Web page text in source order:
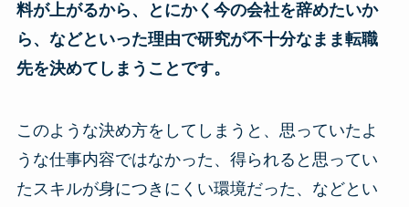
料が上がるから、とにかく今の会社を辞めたいか
ら、などといった理由で研究が不十分なまま転職
先を決めてしまうことです。
このような決め方をしてしまうと、思っていたよ
うな仕事内容ではなかった、得られると思ってい
たスキルが身につきにくい環境だった、などとい